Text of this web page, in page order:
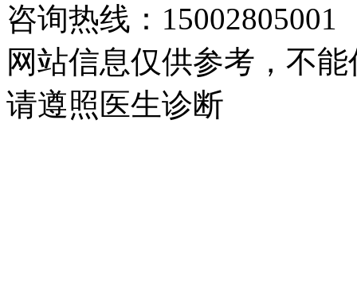
咨询热线：15002805001
网站信息仅供参考，不
请遵照医生诊断